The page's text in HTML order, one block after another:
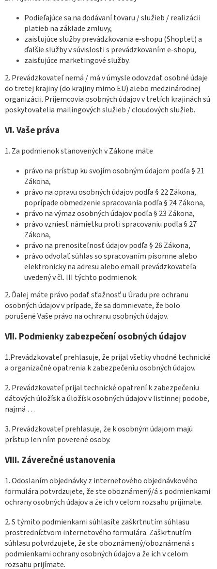
Podieľajúce sa na dodávaní tovaru / služieb / realizácii
platieb na základe zmluvy,
zaisťujúce služby prevádzkovania e-shopu (Shoptet) a
ďalšie služby v súvislosti s prevádzkovaním e-shopu,
zaisťujúce marketingové služby.
2. Prevádzkovateľ nemá / má v úmysle odovzdať osobné údaje
do tretej krajiny (do krajiny mimo EU) alebo medzinárodnej
organizácii. Príjemcovia osobných údajov v tretích krajinách sú
poskytovatelia mailingových služieb / cloudových služieb.
VI.Vaše práva
1. Za podmienok stanovených v Zákone máte
právo na prístup ku svojím osobným údajom podľa § 21
Zákona,
právo na opravu osobných údajov podľa § 22 Zákona,
poprípade obmedzenie spracovania podľa § 24 Zákona,
právo na výmaz osobných údajov podľa § 23 Zákona,
právo vzniesť námietku proti spracovaniu podľa § 27
Zákona,
právo na prenositeľnosť údajov podľa § 26 Zákona,
právo odvolať súhlas so spracovaním písomne alebo
elektronicky na adresu alebo email prevádzkovateľa
uvedený v čl. III týchto podmienok.
2. Ďalej máte právo podať sťažnosť u Úradu pre ochranu
osobných údajov v prípade, že sa domnievate, že bolo
porušené Vaše právo na ochranu osobných údajov.
VII. Podmienky zabezpečení osobných údajov
1.Prevádzkovateľ prehlasuje, že prijal všetky vhodné technické
a organizačné opatrenia k zabezpečeniu osobných údajov.
2. Prevádzkovateľ prijal technické opatrení k zabezpečeniu
dátových úložísk a úložísk osobných údajov v listinnej podobe,
najmä …
3. Prevádzkovateľ prehlasuje, že k osobným údajom majú
prístup len ním poverené osoby.
VIII. Záverečné ustanovenia
1. Odoslaním objednávky z internetového objednávkového
formulára potvrdzujete, že ste oboznámený/á s podmienkami
ochrany osobných údajov a že ich v celom rozsahu prijímate.
2. S týmito podmienkami súhlasíte zaškrtnutím súhlasu
prostredníctvom internetového formulára. Zaškrtnutím
súhlasu potvrdzujete, že ste oboznámený/oboznámená s
podmienkami ochrany osobných údajov a že ich v celom
rozsahu prijímate.